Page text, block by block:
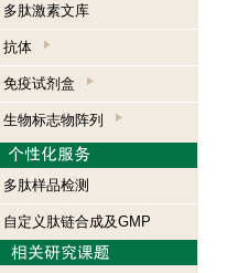
多肽激素文库
抗体
免疫试剂盒
生物标志物阵列
多肽样品检测
自定义肽链合成及GMP